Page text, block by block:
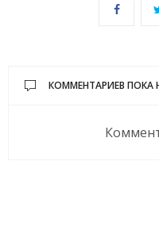
КОММЕНТАРИЕВ ПОКА